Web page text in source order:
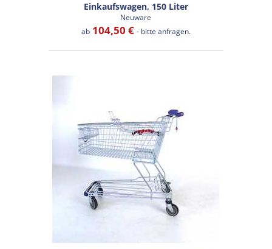
Einkaufswagen, 150 Liter
Neuware
ab104,50 € - bitte anfragen.